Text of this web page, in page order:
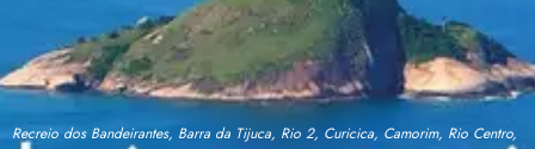
Recreio dos Bandeirantes, Barra da Tijuca, Rio 2, Curicica, Camorim, Rio Centro,